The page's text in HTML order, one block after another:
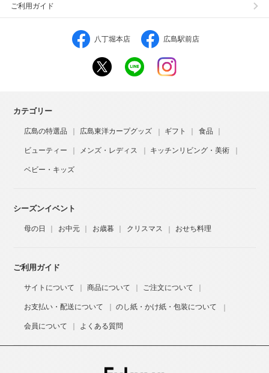
ご利用ガイド
八丁堀本店 広島駅前店
カテゴリー
広島の特選品 広島東洋カープグッズ ギフト 食品
ビューティー メンズ・レディス キッチンリビング・美術
ベビー・キッズ
シーズンイベント
母の日 お中元 お歳暮 クリスマス おせち料理
ご利用ガイド
サイトについて 商品について ご注文について
お支払い・配送について のし紙・かけ紙・包装について
会員について よくある質問